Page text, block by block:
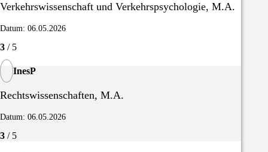
Verkehrswissenschaft und Verkehrspsychologie, M.A.
Datum: 06.05.2026
3 / 5
InesP
Rechtswissenschaften, M.A.
Datum: 06.05.2026
3 / 5